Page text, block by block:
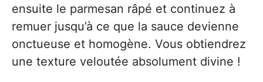
ensuite le parmesan râpé et continuez à
remuer jusqu’à ce que la sauce devienne
onctueuse et homogène. Vous obtiendrez
une texture veloutée absolument divine !